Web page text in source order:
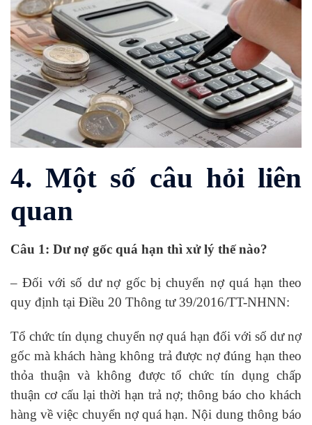
4. Một số câu hỏi liên
quan
Câu 1: Dư nợ gốc quá hạn thì xử lý thế nào?
– Đối với số dư nợ gốc bị chuyển nợ quá hạn theo
quy định tại Điều 20 Thông tư 39/2016/TT-NHNN:
Tổ chức tín dụng chuyển nợ quá hạn đối với số dư nợ
gốc mà khách hàng không trả được nợ đúng hạn theo
thỏa thuận và không được tổ chức tín dụng chấp
thuận cơ cấu lại thời hạn trả nợ; thông báo cho khách
hàng về việc chuyển nợ quá hạn. Nội dung thông báo